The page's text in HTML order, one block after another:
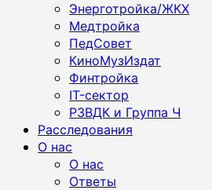
Энерготройка/ЖКХ
Медтройка
ПедСовет
КиноМузИздат
Финтройка
IT-сектор
РЗВДК и Группа Ч
Расследования
О нас
О нас
Ответы